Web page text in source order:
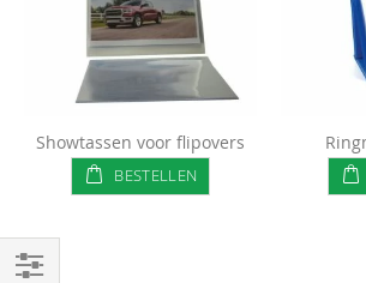
Showtassen voor flipovers
BESTELLEN